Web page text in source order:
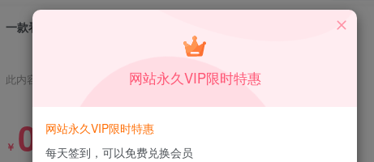
一款看起来还不错的的个人网站引导页，纯HTMl代码，上传就可用
此内容为免费资源，请登录后查看
￥ 0 限时特惠
￥ 99
网站永久VIP限时特惠
网站永久VIP限时特惠
每天签到，可以免费兑换会员